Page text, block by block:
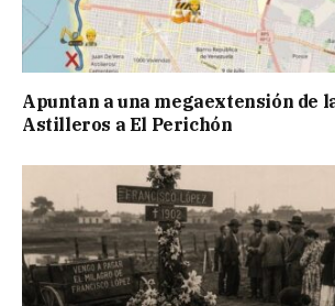
Apuntan a una megaextensión de
Astilleros a El Perichón